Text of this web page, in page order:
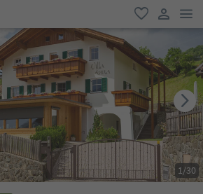
favoriti
user link
1/30